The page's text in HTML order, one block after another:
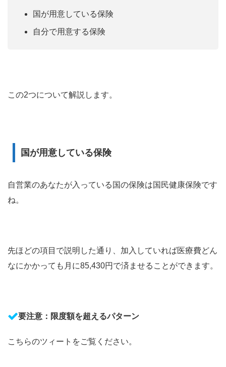
国が用意している保険
自分で用意する保険
この2つについて解説します。
国が用意している保険
自営業のあなたが入っている国の保険は国民健康保険です
ね。
先ほどの項目で説明した通り、加入していれば医療費どん
なにかかっても月に85,430円で済ませることができます。
要注意：限度額を超えるパターン
こちらのツィートをご覧ください。